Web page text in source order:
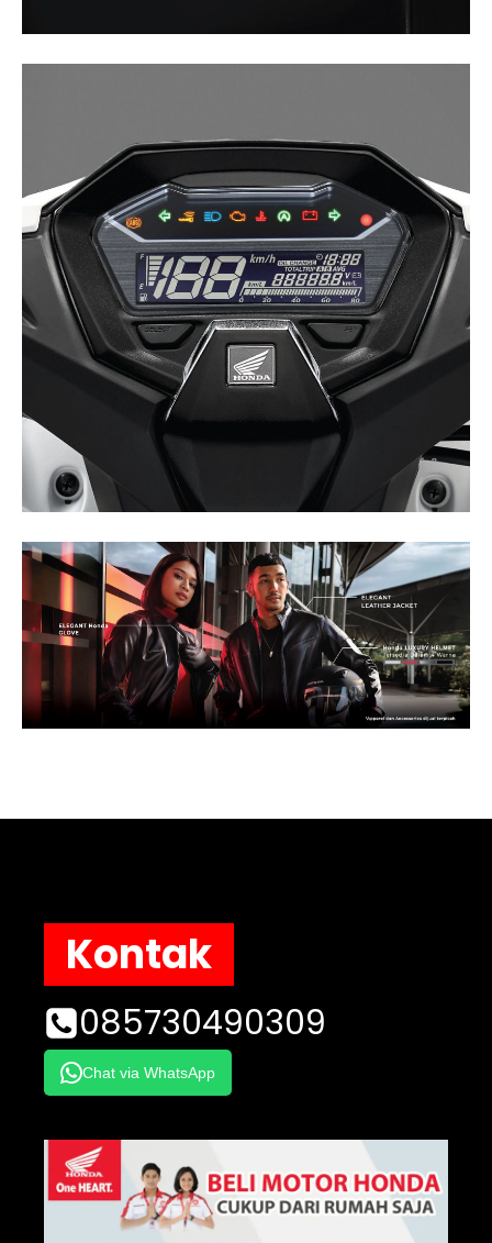
Kontak
085730490309
Chat via WhatsApp